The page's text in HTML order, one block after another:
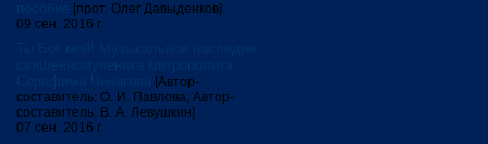
[прот. Олег Давыденков]
09 сен. 2016 г.
[Автор-
составитель: О. И. Павлова; Автор-
составитель: В. А. Левушкин]
07 сен. 2016 г.